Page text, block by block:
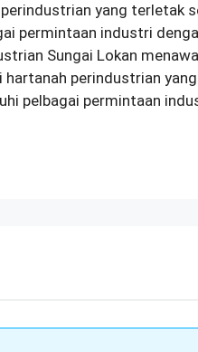
yang terletak
permintaan industri
Sungai Lokan
hartanah perindustrian
pelbagai permintaan